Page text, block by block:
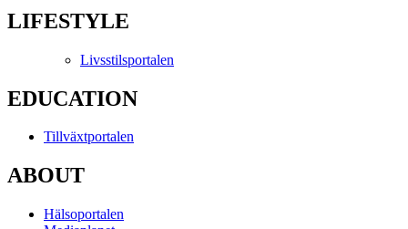
LIFESTYLE
Livsstilsportalen
EDUCATION
Tillväxtportalen
ABOUT
Hälsoportalen